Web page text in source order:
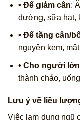
• Để giảm cân:
đường, sữa hạt,
• Để tăng cân/
nguyên kem,
• Cho người
thành cháo,
Lưu ý về liều
Việc lạm dụng ngũ